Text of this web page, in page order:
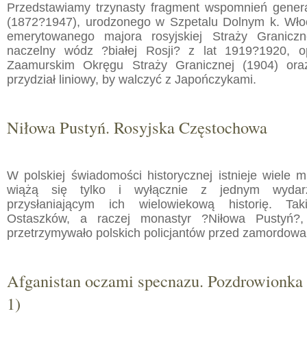
Przedstawiamy trzynasty fragment wspomnień
(1872?1947), urodzonego w Szpetalu Dolnym k.
emerytowanego majora rosyjskiej Straży
naczelny wódz ?białej Rosji? z lat 1919?1920,
Zaamurskim Okręgu Straży Granicznej (1904)
przydział liniowy, by walczyć z Japończykami.
Niłowa Pustyń. Rosyjska Częstochowa
W polskiej świadomości historycznej istnieje wiele
wiążą się tylko i wyłącznie z jednym
przysłaniającym ich wielowiekową historię.
Ostaszków, a raczej monastyr ?Niłowa
przetrzymywało polskich policjantów przed
Afganistan oczami specnazu.
1)